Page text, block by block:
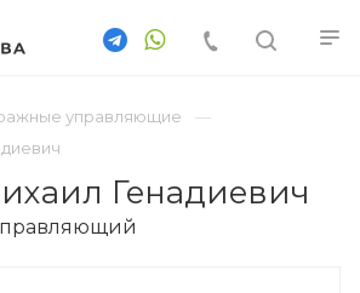
управляющие
Генадиевич